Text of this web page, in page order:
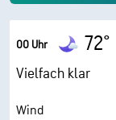
00 Uhr 72°
Vielfach klar
Wind